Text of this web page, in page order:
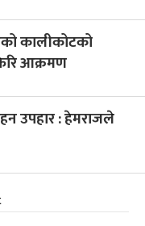
कालीकोटको
आक्रमण
उपहार : हेमराजले